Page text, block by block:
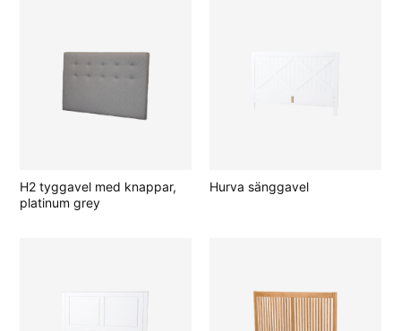
H2 tyggavel med knappar,
platinum grey
Hurva sänggavel